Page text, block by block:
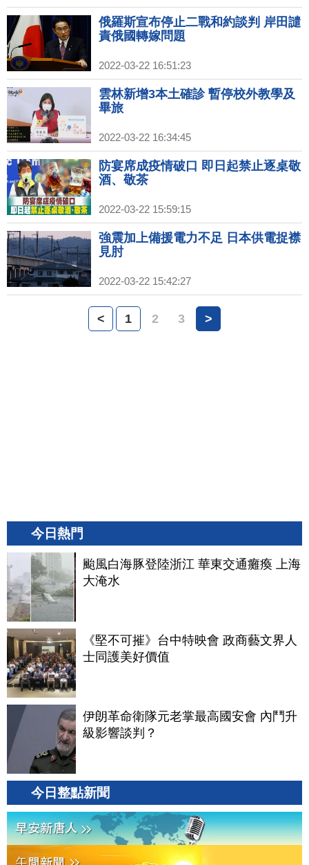
俄羅斯宣布停止二戰和約談判 岸田譴
責俄國轉嫁問題
2022-03-22 16:51:23
雲林新增3本土確診 暫停校外教學及
畢旅
2022-03-22 16:34:45
防宴席成疫情破口 即日起禁止逐桌敬
酒、敬茶
2022-03-22 15:59:15
強震加上備援電力不足 日本供電捉襟
見肘
2022-03-22 15:42:27
< 1 2 3 >
今日熱門
颱風白海豚登陸浙江 華東交通癱瘓 上海
大淹水
《堅不可摧》台中特映會 政商藝文界人
士同護美好價值
伊朗革命衛隊元老掌最高國安會 內鬥升
級影響談判？
今日整點新聞